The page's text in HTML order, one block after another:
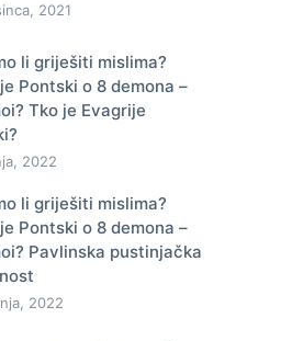
2021
li griješiti mislima?
Pontski o 8 demona –
Tko je Evagrije
2022
li griješiti mislima?
Pontski o 8 demona –
Pavlinska pustinjačka
2022